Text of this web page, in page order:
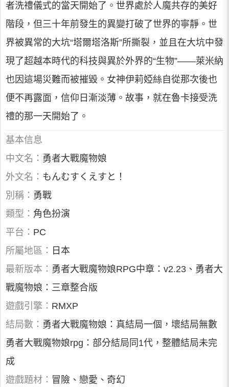
者洗禮儀式的當天開始了。世界處於人魔共存的美好
階段，但三十年前發生的異變打破了世界的寧靜。世
界被異常的大坑“塔爾塔洛斯”所撕裂，並且在大坑中發
現了超越本時代的科技與異於外界的“生物”——萊米納
也因這場災難而被摧毀。女神伊莉婭絲自從那次後也
便不再露面，信仰日漸淡薄。故事，就在魯卡接受洗
禮的那一天開始了。
基本信息
中文名： 勇者大戰魔物娘
外文名： もんむすくえすと！
別稱： 勇戰
類型： 角色扮演
平台： PC
所屬地區： 日本
最新版本： 勇者大戰魔物娘RPG中章：v2.23、勇者大
戰魔物娘：三章整合版
遊戲引擎： RMXP
結局數： 勇者大戰魔物娘：真結局一個，壞結局無數
勇者大戰魔物娘rpg：部分結局同1代，整體結局未完
成
遊戲題材： 冒險、戀愛、奇幻